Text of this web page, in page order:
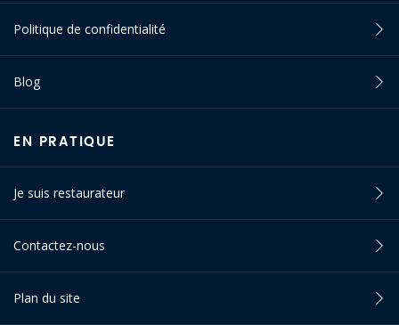
Politique de confidentialité
Blog
EN PRATIQUE
Je suis restaurateur
Contactez-nous
Plan du site